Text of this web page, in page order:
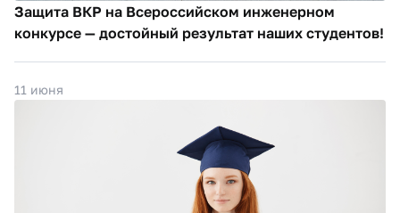
Защита ВКР на Всероссийском инженерном
конкурсе — достойный результат наших студентов!
11 июня